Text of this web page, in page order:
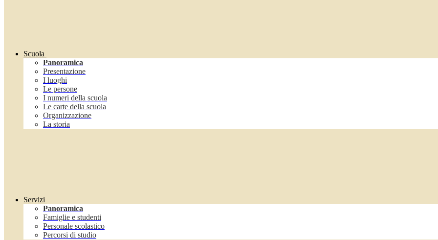
Scuola
Panoramica
Presentazione
I luoghi
Le persone
I numeri della scuola
Le carte della scuola
Organizzazione
La storia
Servizi
Panoramica
Famiglie e studenti
Personale scolastico
Percorsi di studio